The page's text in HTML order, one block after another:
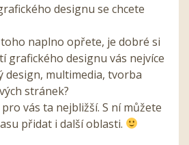
designu se chcete
naplno opřete, je dobré si
grafického designu vás nejvíce
design, multimedia, tvorba
stránek?
vás ta nejbližší. S ní můžete
přidat i další oblasti.